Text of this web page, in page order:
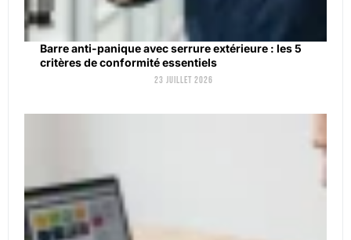
Barre anti-panique avec serrure extérieure : les 5
critères de conformité essentiels
23 juillet 2026